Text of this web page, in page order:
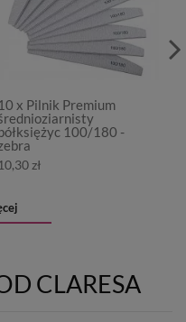
10 x Pilnik Premium
100/180 -
zł
CLARESA